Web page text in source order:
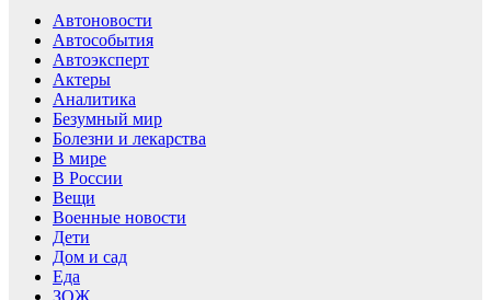
Автоновости
Автособытия
Автоэксперт
Актеры
Аналитика
Безумный мир
Болезни и лекарства
В мире
В России
Вещи
Военные новости
Дети
Дом и сад
Еда
ЗОЖ